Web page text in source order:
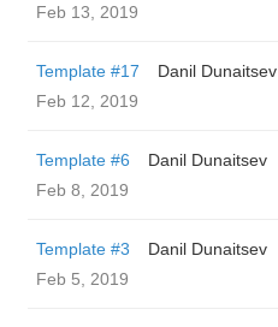
Feb 13, 2019
Template #17
Danil Dunaitsev
Feb 12, 2019
Template #6
Danil Dunaitsev
Feb 8, 2019
Template #3
Danil Dunaitsev
Feb 5, 2019